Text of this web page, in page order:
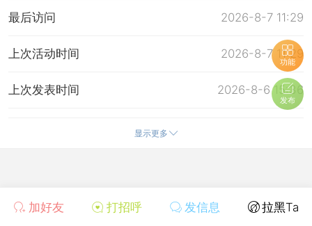
加好友 打招呼 发信息 拉黑Ta
2026-8-7 11:29
最后访问
2026-8-7 11:29
上次活动时间
2026-8-6 15:36
上次发表时间
显示更多
功能
发布